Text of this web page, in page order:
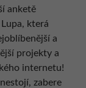
anketě
která
a
projekty a
internetu!
zabere